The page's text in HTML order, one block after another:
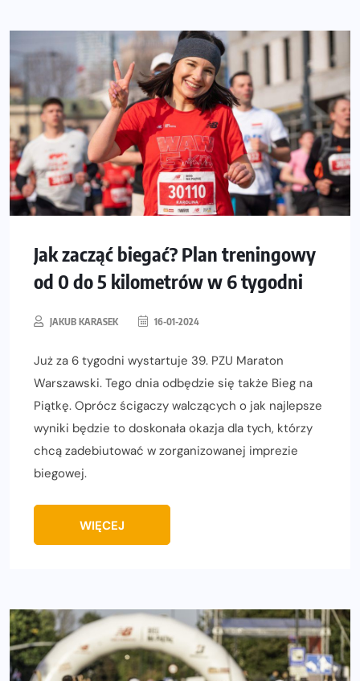
Jak zacząć biegać? Plan treningowy
od 0 do 5 kilometrów w 6 tygodni
JAKUB KARASEK 16-01-2024
Już za 6 tygodni wystartuje 39. PZU Maraton
Warszawski. Tego dnia odbędzie się także Bieg na
Piątkę. Oprócz ścigaczy walczących o jak najlepsze
wyniki będzie to doskonała okazja dla tych, którzy
chcą zadebiutować w zorganizowanej imprezie
biegowej.
WIĘCEJ